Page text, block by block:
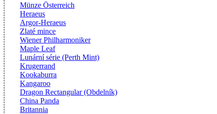
Münze Österreich
Heraeus
Argor-Heraeus
Zlaté mince
Wiener Philharmoniker
Maple Leaf
Lunární série (Perth Mint)
Krugerrand
Kookaburra
Kangaroo
Dragon Rectangular (Obdelník)
China Panda
Britannia